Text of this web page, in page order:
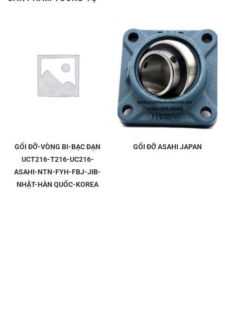
GỐI ĐỠ-VÒNG BI-BẠC ĐẠN
UCT216-T216-UC216-
ASAHI-NTN-FYH-FBJ-JIB-
NHẬT-HÀN QUỐC-KOREA
GỐI ĐỠ ASAHI JAPAN